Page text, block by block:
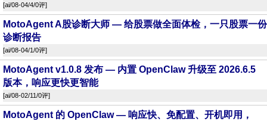
[ai/08-04/4/0评]
MotoAgent A股诊断大师 — 给股票做全面体检，一只股票一份
诊断报告
[ai/08-04/1/0评]
MotoAgent v1.0.8 发布 — 内置 OpenClaw 升级至 2026.6.5
版本，响应更快更智能
[ai/08-02/11/0评]
MotoAgent 的 OpenClaw — 响应快、免配置、开机即用，